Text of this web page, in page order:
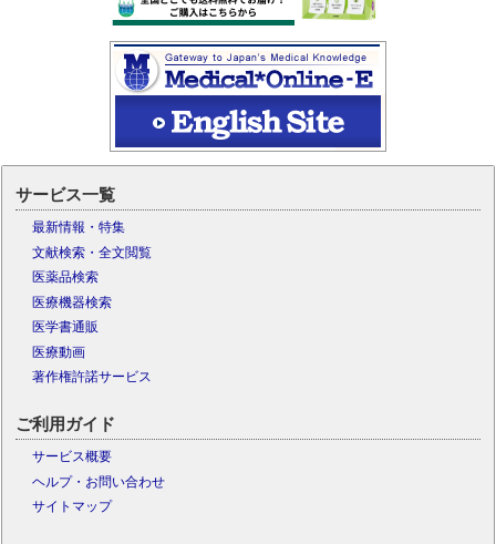
サービス一覧
最新情報・特集
文献検索・全文閲覧
医薬品検索
医療機器検索
医学書通販
医療動画
著作権許諾サービス
ご利用ガイド
サービス概要
ヘルプ・お問い合わせ
サイトマップ